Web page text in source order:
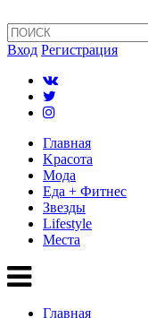
Вход Регистрация
Главная
Kрасота
Мода
Еда + Фитнес
Звезды
Lifestyle
Mеста
Главная